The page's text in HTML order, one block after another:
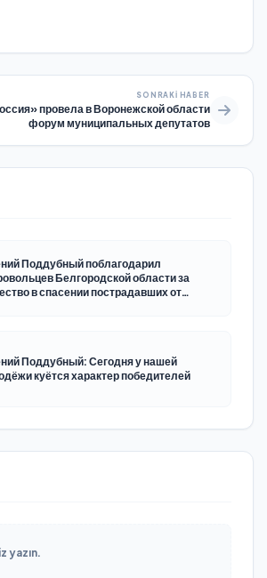
SONRAKI HABER
провела в Воронежской области
форум муниципальных депутатов
Поддубный поблагодарил
Белгородской области за
в спасении пострадавших от
Поддубный: Сегодня у нашей
куётся характер победителей
yazın.